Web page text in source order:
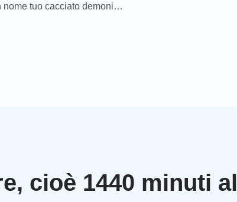
tuo cacciato demoni, e
cioè 1440 minuti al